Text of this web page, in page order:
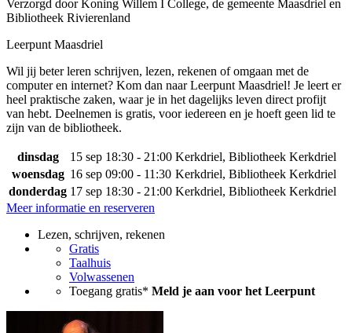
Verzorgd door Koning Willem I College, de gemeente Maasdriel en
Bibliotheek Rivierenland
Leerpunt Maasdriel
Wil jij beter leren schrijven, lezen, rekenen of omgaan met de
computer en internet? Kom dan naar Leerpunt Maasdriel! Je leert er
heel praktische zaken, waar je in het dagelijks leven direct profijt
van hebt. Deelnemen is gratis, voor iedereen en je hoeft geen lid te
zijn van de bibliotheek.
dinsdag 15 sep 18:30 - 21:00 Kerkdriel, Bibliotheek Kerkdriel
woensdag 16 sep 09:00 - 11:30 Kerkdriel, Bibliotheek Kerkdriel
donderdag 17 sep 18:30 - 21:00 Kerkdriel, Bibliotheek Kerkdriel
Meer informatie en reserveren
Lezen, schrijven, rekenen
Gratis
Taalhuis
Volwassenen
Toegang gratis* Meld je aan voor het Leerpunt